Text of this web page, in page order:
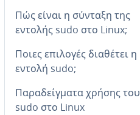
Πώς είναι η σύνταξη της
εντολής sudo στο Linux;
Ποιες επιλογές διαθέτει η
εντολή sudo;
Παραδείγματα χρήσης του
sudo στο Linux